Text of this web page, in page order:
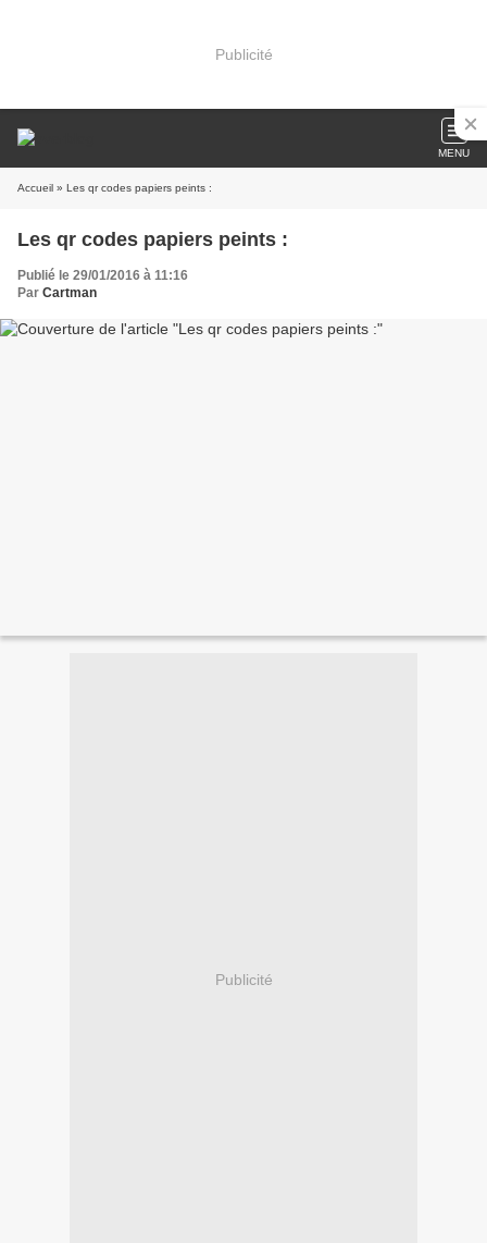
Publicité
MENU
Accueil » Les qr codes papiers peints :
Les qr codes papiers peints :
Publié le 29/01/2016 à 11:16
Par Cartman
Publicité